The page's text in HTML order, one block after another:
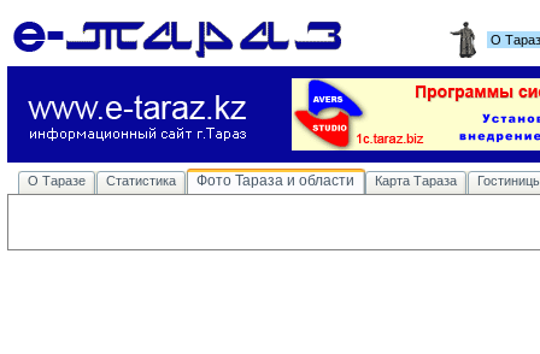
О
О Таразе Статистика Фото Тараза и области Карта Тараза